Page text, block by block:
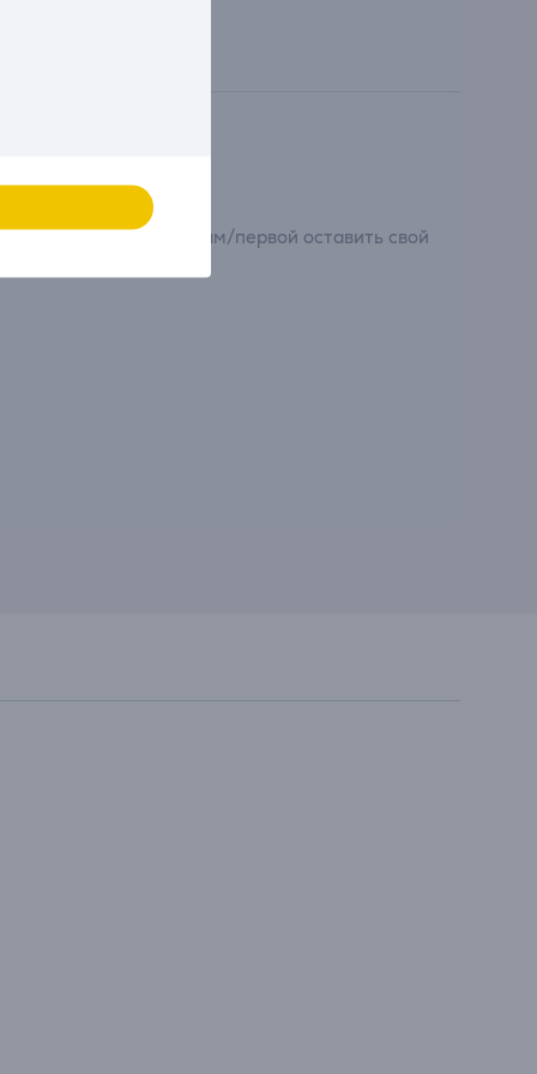
свой вклад и первым/первой оставить свой